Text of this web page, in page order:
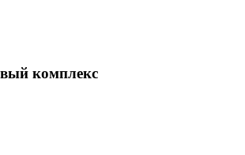
комплекс